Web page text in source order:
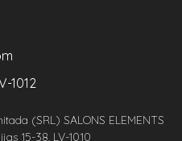
1012
(SRL) SALONS ELEMENTS
15-38, LV-1010